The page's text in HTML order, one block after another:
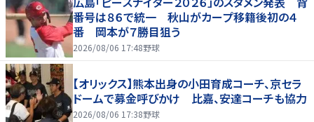
番号は８６で統一 秋山がカープ移籍後初の４
番 岡本が７勝目狙う
2026/08/06 17:48野球
【オリックス】熊本出身の小田育成コーチ、京セラ
ドームで募金呼びかけ 比嘉、安達コーチも協力
2026/08/06 17:38野球